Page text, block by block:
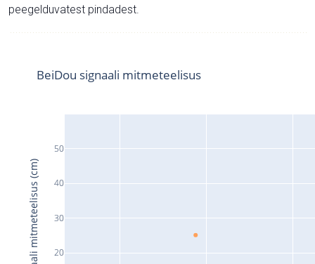
peegelduvatest pindadest.
20
30
40
50
BeiDou signaali mitmeteelisus
Signaali mitmeteelisus (cm)